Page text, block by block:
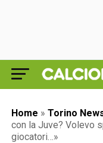
Home » Torino
con la Juve? Volevo
giocatori…»